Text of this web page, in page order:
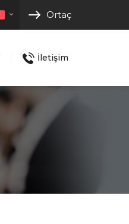
Ortaç
İletişim